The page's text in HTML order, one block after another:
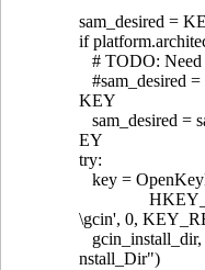
sam_desired =
if
# TODO: Need
#sam_desired
KEY
sam_desired =
EY
try:
key =
\gcin', 0,
nstall_Dir")